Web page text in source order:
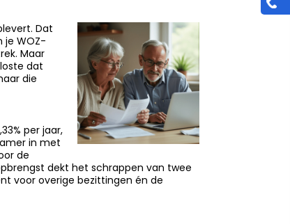
Dat
je WOZ-
Maar
dat
die
per jaar,
in met
de
dekt het schrappen van twee
voor overige bezittingen én de